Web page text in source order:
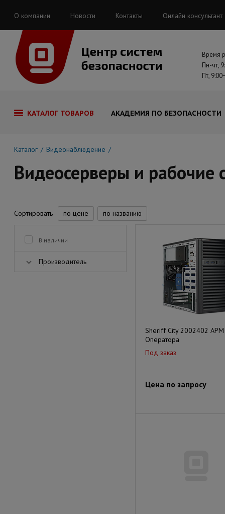
О компании Новости Контакты Онлайн консультант
Время
Пн-чт,
Пт,
КАТАЛОГ ТОВАРОВ АКАДЕМИЯ ПО БЕЗОПАСНОСТИ
Каталог Видеонаблюдение
Видеосерверы и рабочие
Сортировать по цене по названию
В наличии
Производитель
Sheriff City 2002402 АРМ
Оператора
Под заказ
Цена по запросу